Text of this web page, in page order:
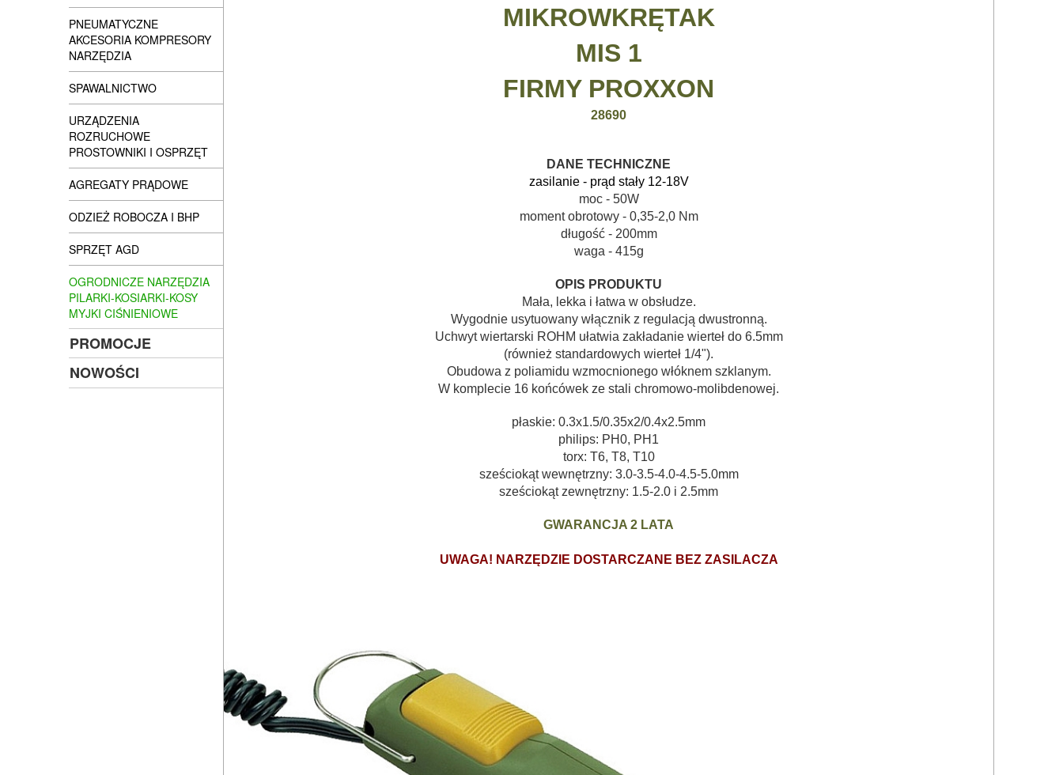
PNEUMATYCZNE
AKCESORIA KOMPRESORY
NARZĘDZIA
SPAWALNICTWO
URZĄDZENIA
ROZRUCHOWE
PROSTOWNIKI I OSPRZĘT
AGREGATY PRĄDOWE
ODZIEŻ ROBOCZA I BHP
SPRZĘT AGD
OGRODNICZE NARZĘDZIA
PILARKI-KOSIARKI-KOSY
MYJKI CIŚNIENIOWE
PROMOCJE
NOWOŚCI
MIKROWKRĘTAK
MIS 1
FIRMY PROXXON
28690
DANE TECHNICZNE
zasilanie - prąd stały 12-18V
moc - 50W
moment obrotowy - 0,35-2,0 Nm
długość - 200mm
waga - 415g
OPIS PRODUKTU
Mała, lekka i łatwa w obsłudze.
Wygodnie usytuowany włącznik z regulacją dwustronną.
Uchwyt wiertarski ROHM ułatwia zakładanie wierteł do 6.5mm
(również standardowych wierteł 1/4").
Obudowa z poliamidu wzmocnionego włóknem szklanym.
W komplecie 16 końcówek ze stali chromowo-molibdenowej.
płaskie: 0.3x1.5/0.35x2/0.4x2.5mm
philips: PH0, PH1
torx: T6, T8, T10
sześciokąt wewnętrzny: 3.0-3.5-4.0-4.5-5.0mm
sześciokąt zewnętrzny: 1.5-2.0 i 2.5mm
GWARANCJA 2 LATA
UWAGA! NARZĘDZIE DOSTARCZANE BEZ ZASILACZA